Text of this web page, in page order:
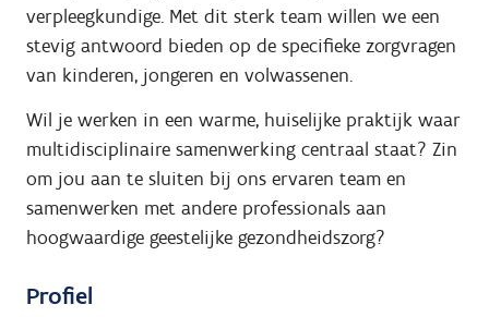
verpleegkundige. Met dit sterk team willen we een
stevig antwoord bieden op de specifieke zorgvragen
van kinderen, jongeren en volwassenen.
Wil je werken in een warme, huiselijke praktijk waar
multidisciplinaire samenwerking centraal staat? Zin
om jou aan te sluiten bij ons ervaren team en
samenwerken met andere professionals aan
hoogwaardige geestelijke gezondheidszorg?
Profiel